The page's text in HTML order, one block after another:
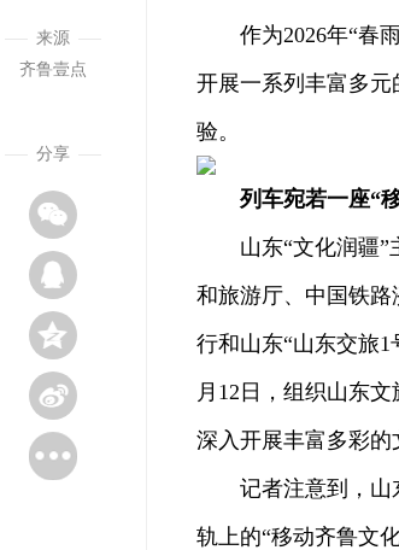
来源
齐鲁壹点
分享
作为2026年“春雨
开展一系列丰富多
验。
列车宛若一座“
山东“文化润疆”主
和旅游厅、中国铁
行和山东“山东交旅
月12日，组织山东
深入开展丰富多彩的
记者注意到，山东
轨上的“移动齐鲁文